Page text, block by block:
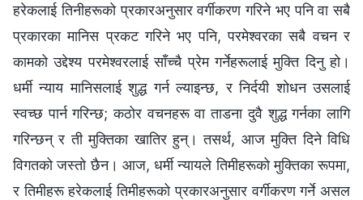
हरेकलाई तिनीहरूको प्रकारअनुसार वर्गीकरण गरिने भए पनि वा सबै
प्रकारका मानिस प्रकट गरिने भए पनि, परमेश्‍वरका सबै वचन र
कामको उद्देश्य परमेश्‍वरलाई साँच्चै प्रेम गर्नेहरूलाई मुक्ति दिनु हो।
धर्मी न्याय मानिसलाई शुद्ध गर्न ल्याइन्छ, र निर्दयी शोधन उसलाई
स्वच्छ पार्न गरिन्छ; कठोर वचनहरू वा ताडना दुवै शुद्ध गर्नका लागि
गरिन्छन् र ती मुक्तिका खातिर हुन्। तसर्थ, आज मुक्ति दिने विधि
विगतको जस्तो छैन। आज, धर्मी न्यायले तिमीहरूको मुक्तिका रूपमा,
र तिमीहरू हरेकलाई तिमीहरूको प्रकारअनुसार वर्गीकरण गर्ने असल